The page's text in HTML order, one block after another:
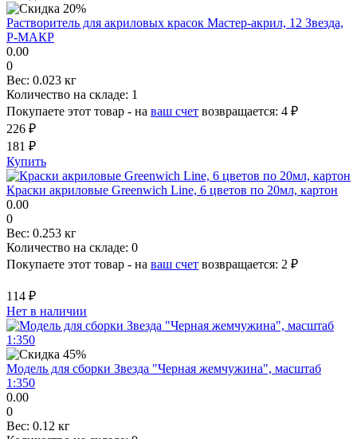
Растворитель для акриловых красок Мастер-акрил, 12 Звезда,
Р-МАКР
0.00
0
Вес: 0.023 кг
Количество на складе: 1
Покупаете этот товар - на ваш счет возвращается: 4 ₽
226 ₽
181 ₽
Купить
Краски акриловые Greenwich Line, 6 цветов по 20мл, картон
0.00
0
Вес: 0.253 кг
Количество на складе: 0
Покупаете этот товар - на ваш счет возвращается: 2 ₽
114 ₽
Нет в наличии
Модель для сборки Звезда "Черная жемчужина", масштаб
1:350
0.00
0
Вес: 0.12 кг